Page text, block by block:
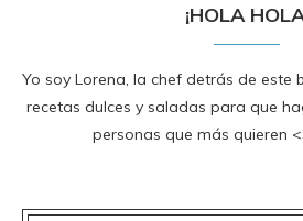
¡HOLA
Yo soy Lorena, la chef detrás de este
recetas dulces y saladas para que
personas que más quieren